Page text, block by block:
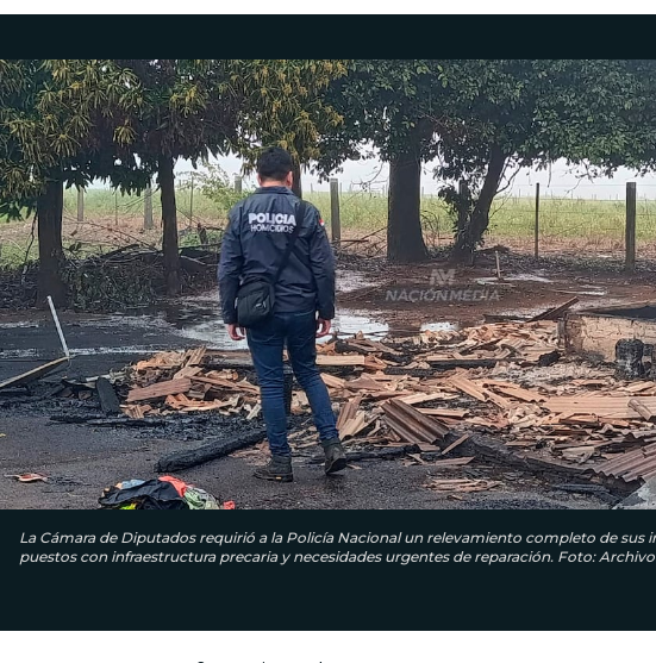
La Cámara de Diputados requirió a la Policía Nacional un relevamiento completo de sus
puestos con infraestructura precaria y necesidades urgentes de reparación. Foto: Archivo